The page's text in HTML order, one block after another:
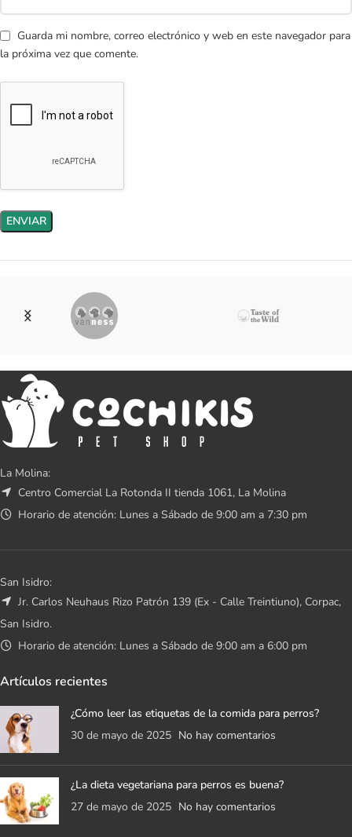
Guarda mi nombre, correo electrónico y web en este navegador para
la próxima vez que comente.
La Molina:
Centro Comercial La Rotonda II tienda 1061, La Molina
Horario de atención: Lunes a Sábado de 9:00 am a 7:30 pm
San Isidro:
Jr. Carlos Neuhaus Rizo Patrón 139 (Ex - Calle Treintiuno), Corpac,
San Isidro.
Horario de atención: Lunes a Sábado de 9:00 am a 6:00 pm
Artículos recientes
¿Cómo leer las etiquetas de la comida para perros?
30 de mayo de 2025 No hay comentarios
¿La dieta vegetariana para perros es buena?
27 de mayo de 2025 No hay comentarios